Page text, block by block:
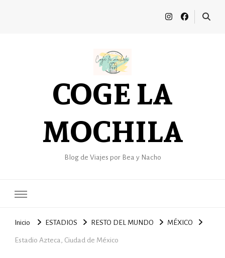
COGE LA
MOCHILA
Blog de Viajes por Bea y Nacho
Inicio ESTADIOS RESTO DEL MUNDO MÉXICO
Estadio Azteca, Ciudad de México